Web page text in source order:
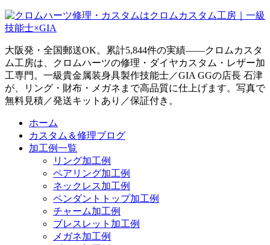
大阪発・全国郵送OK。累計5,844件の実績——クロムカスタ
ム工房は、クロムハーツの修理・ダイヤカスタム・レザー加
工専門。一級貴金属装身具製作技能士／GIA GGの店長 石津
が、リング・財布・メガネまで高品質に仕上げます。写真で
無料見積／発送キットあり／保証付き。
ホーム
カスタム＆修理ブログ
加工例一覧
リング加工例
ペアリング加工例
ネックレス加工例
ペンダントトップ加工例
チャーム加工例
ブレスレット加工例
メガネ加工例